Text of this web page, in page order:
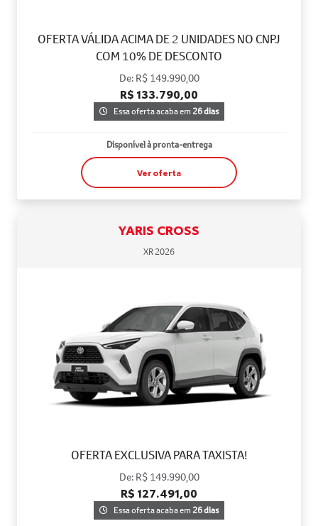
OFERTA VÁLIDA ACIMA DE 2 UNIDADES NO CNPJ
COM 10% DE DESCONTO
De: R$ 149.990,00
R$ 133.790,00
Essa oferta acaba em26 dias
Disponível à pronta-entrega
Ver oferta
YARIS CROSS
XR 2026
OFERTA EXCLUSIVA PARA TAXISTA!
De: R$ 149.990,00
R$ 127.491,00
Essa oferta acaba em26 dias